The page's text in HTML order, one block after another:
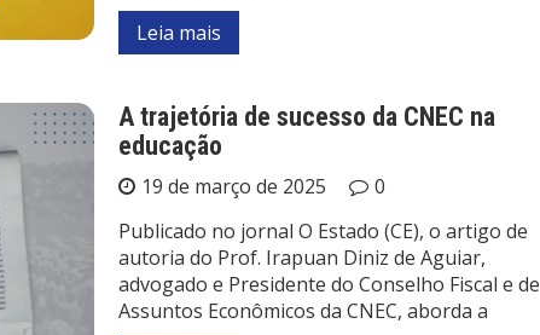
Leia mais
A trajetória de sucesso da CNEC na
educação
19 de março de 2025
0
Publicado no jornal O Estado (CE), o artigo de
autoria do Prof. Irapuan Diniz de Aguiar,
advogado e Presidente do Conselho Fiscal e de
Assuntos Econômicos da CNEC, aborda a